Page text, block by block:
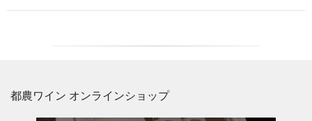
都農ワイン オンラインショップ